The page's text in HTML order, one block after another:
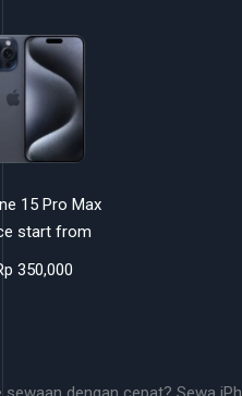
15 Pro Max
start from
350,000